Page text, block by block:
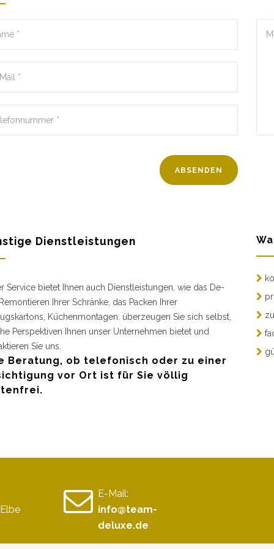
Dienstleistungen
Service bietet Ihnen auch Dienstleistungen, wie das De-
Ihrer Schränke, das Packen Ihrer
Küchenmontagen. überzeugen Sie sich selbst,
Perspektiven Ihnen unser Unternehmen bietet und
Sie uns.
Beratung, ob telefonisch oder zu einer
vor Ort ist für Sie völlig
E-Mail:
info@team-
deluxe.de